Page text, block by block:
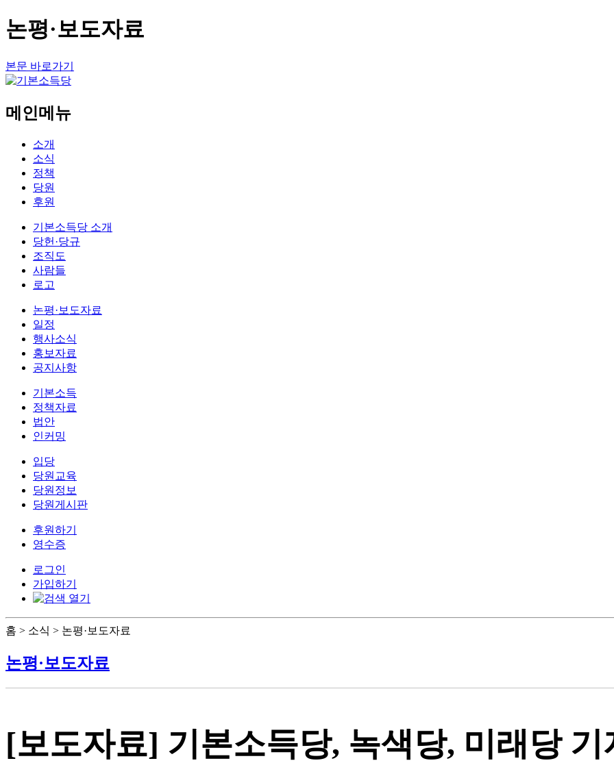
논평·보도자료
본문 바로가기
메인메뉴
소개
소식
정책
당원
후원
기본소득당 소개
당헌·당규
조직도
사람들
로고
논평·보도자료
일정
행사소식
홍보자료
공지사항
기본소득
정책자료
법안
인커밍
입당
당원교육
당원정보
당원게시판
후원하기
영수증
로그인
가입하기
홈 > 소식 > 논평·보도자료
논평·보도자료
[보도자료] 기본소득당, 녹색당, 미래당